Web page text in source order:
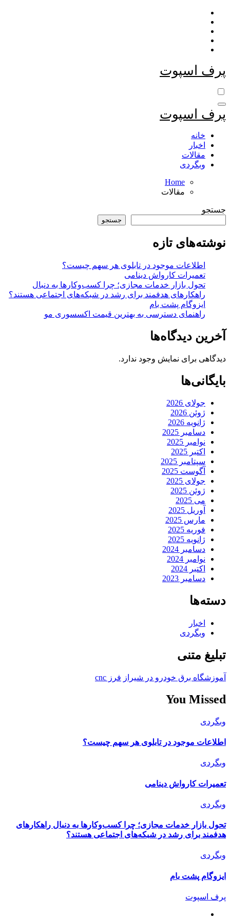
Skip
content
پرف اسپوت
پرف اسپوت
خانه
اخبار
مقالات
وبگردی
Home
مقالات
جستجو
جستجو
نوشته‌های تازه
اطلاعات موجود در تابلوی هر سهم چیست؟
تعمیرات کارواش دینامی
تحول بازار خدمات مجازی؛ چرا کسب‌وکارها به دنبال
راهکارهای هدفمند برای رشد در شبکه‌های اجتماعی هستند؟
ایزوگام پشت بام
راهنمای دسترسی به بهترین قیمت اکسسوری مو
آخرین دیدگاه‌ها
دیدگاهی برای نمایش وجود ندارد.
بایگانی‌ها
جولای 2026
ژوئن 2026
ژانویه 2026
دسامبر 2025
نوامبر 2025
اکتبر 2025
سپتامبر 2025
آگوست 2025
جولای 2025
ژوئن 2025
می 2025
آوریل 2025
مارس 2025
فوریه 2025
ژانویه 2025
دسامبر 2024
نوامبر 2024
اکتبر 2024
دسامبر 2023
دسته‌ها
اخبار
وبگردی
تبلیغ متنی
آموزشگاه برق خودرو در شیراز فرز cnc
You Missed
وبگردی
اطلاعات موجود در تابلوی هر سهم چیست؟
وبگردی
تعمیرات کارواش دینامی
وبگردی
تحول بازار خدمات مجازی؛ چرا کسب‌وکارها به دنبال راهکارهای
هدفمند برای رشد در شبکه‌های اجتماعی هستند؟
وبگردی
ایزوگام پشت بام
پرف اسپوت